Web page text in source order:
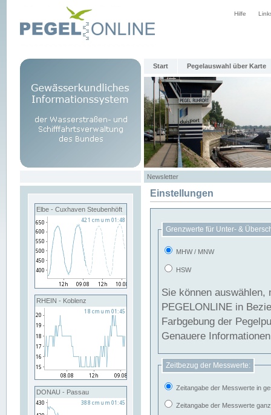
Hilfe
Start Pegelauswahl über Karte
Newsletter
Elbe - Cuxhaven Steubenhöft
RHEIN - Koblenz
DONAU - Passau
Einstellungen
Grenzwerte für Unter- &
MHW / MNW
HSW
Sie können
PEGELONLINE in Beziehung
Farbgebung der
Genauere
Zeitbezug der Messwerte:
Zeitangabe der Messwerte in
Zeitangabe der Messwerte